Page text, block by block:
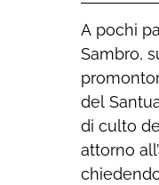
A pochi
Sambro,
del
di culto
attorno
tempio
opere
prezioso
una
e il bel
risalgono